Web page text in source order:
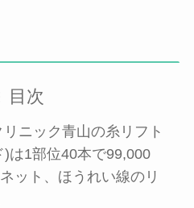
目次
ニック青山の糸リフト
は1部位40本で99,000
ット、ほうれい線のリ